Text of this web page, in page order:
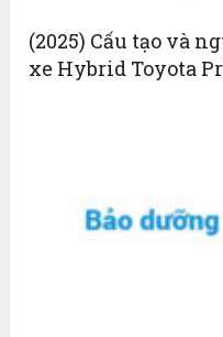
(2025) Cấu tạo và
xe Hybrid Toyota